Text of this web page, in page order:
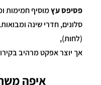
פסיפס עץמוסיף חמימות
סלונים, חדרי שינה
(לחות),
אך יוצר אפקט מרהיב
איפה